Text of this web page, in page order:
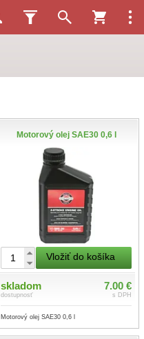
Motorový olej SAE30 0,6 l
Vložiť do košíka
skladom
dostupnosť
7.00 €
s DPH
Motorový olej SAE30 0,6 l